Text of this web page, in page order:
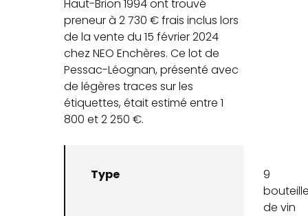
Haut-Brion 1994 ont trouvé
preneur à 2 730 € frais inclus lors
de la vente du 15 février 2024
chez NEO Enchères. Ce lot de
Pessac-Léognan, présenté avec
de légères traces sur les
étiquettes, était estimé entre 1
800 et 2 250 €.
Type
9
de vin